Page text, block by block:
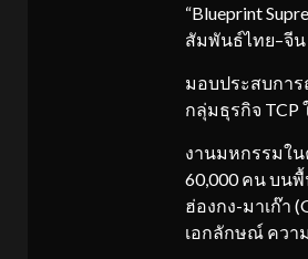
“Blueprint
สัมพันธ์ไทย–จีน
มอบประสบกา
กลุ่มธุรกิจ TCP
งานมหกรรมใ
60,000 คน บน
ฮ่องกง-มาเก๊า
เอกลักษณ์ ควา